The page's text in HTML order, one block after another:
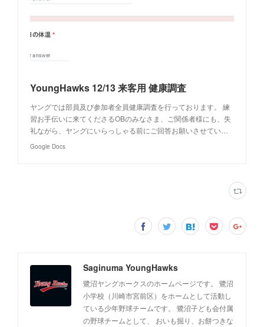
YoungHawks 12/13 来客用 健康調査
ヤングでは部員及び参加者全員健康調査を行っております。 練
習お手伝いに来てくださるOBのみなさま、ご関係者様にも、失
礼ながら、ヤングにいらっしゃる前にご回答お願いさせてい…
Google Docs
Saginuma YoungHawks
鷺沼ヤングホークスのホームページです。 鷺沼
小学校（川崎市宮前区）をホームとして活動し
ている少年野球チームです。 鷺沼子ども会付属
の野球チームとして、 おいも掘り、お餅つきな